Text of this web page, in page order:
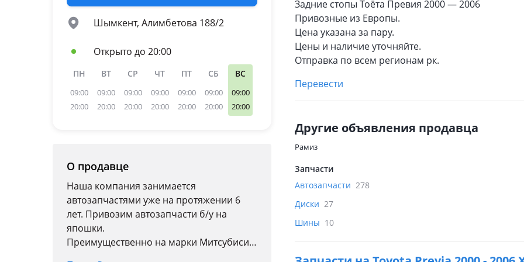
Шымкент, Алимбетова 188/2
Открыто до 20:00
ПН
09:00
20:00
ВТ
09:00
20:00
СР
09:00
20:00
ЧТ
09:00
20:00
ПТ
09:00
20:00
СБ
09:00
20:00
ВС
09:00
20:00
О продавце
Наша компания занимается
автозапчастями уже на протяжении 6
лет. Привозим автозапчасти б/у на
япошки.
Преимущественно на марки Митсубиси,
Задние стопы Тоёта Превия 2000 — 2006
Привозные из Европы.
Цена указана за пару.
Цены и наличие уточняйте.
Отправка по всем регионам рк.
Перевести
Другие объявления продавца
Рамиз
Запчасти
Автозапчасти 278
Диски 27
Шины 10